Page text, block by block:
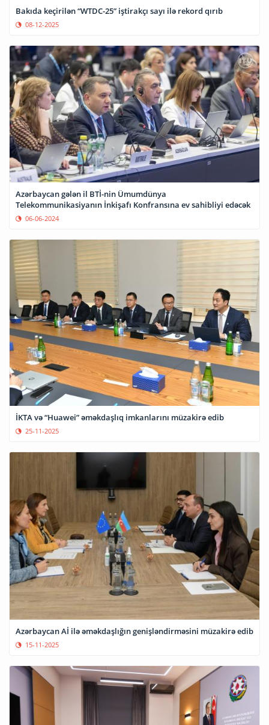
Bakıda keçirilən “WTDC-25” iştirakçı sayı ilə rekord qırıb
08-12-2025
Azərbaycan gələn il BTİ-nin Ümumdünya
Telekommunikasiyanın İnkişafı Konfransına ev sahibliyi edəcək
06-06-2024
İKTA və “Huawei” əməkdaşlıq imkanlarını müzakirə edib
25-11-2025
Azərbaycan Aİ ilə əməkdaşlığın genişləndirməsini müzakirə edib
15-11-2025